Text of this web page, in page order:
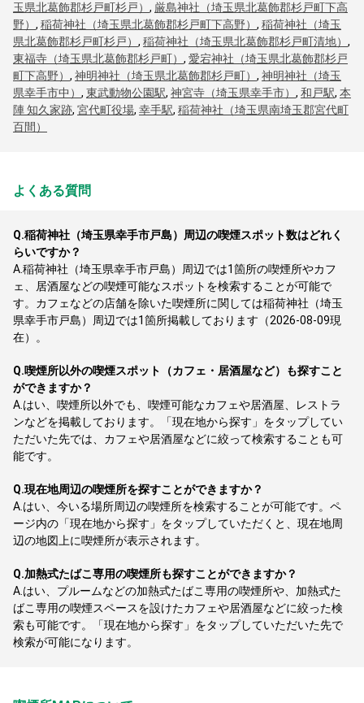
玉県北葛飾郡杉戸町杉戸） , 厳島神社（埼玉県北葛飾郡杉戸町下高
野） , 稲荷神社（埼玉県北葛飾郡杉戸町下高野） , 稲荷神社（埼玉
県北葛飾郡杉戸町杉戸） , 稲荷神社（埼玉県北葛飾郡杉戸町清地） ,
東福寺（埼玉県北葛飾郡杉戸町） , 愛宕神社（埼玉県北葛飾郡杉戸
町下高野） , 神明神社（埼玉県北葛飾郡杉戸町） , 神明神社（埼玉
県幸手市中） , 東武動物公園駅, 神宮寺（埼玉県幸手市） , 和戸駅, 本
陣 知久家跡, 宮代町役場, 幸手駅, 稲荷神社（埼玉県南埼玉郡宮代町
百間）
よくある質問
Q.稲荷神社（埼玉県幸手市戸島）周辺の喫煙スポット数はどれく
らいですか？
A.稲荷神社（埼玉県幸手市戸島）周辺では1箇所の喫煙所やカフ
ェ、居酒屋などの喫煙可能なスポットを検索することが可能で
す。カフェなどの店舗を除いた喫煙所に関しては稲荷神社（埼玉
県幸手市戸島）周辺では1箇所掲載しております（2026-08-09現
在）。
Q.喫煙所以外の喫煙スポット（カフェ・居酒屋など）も探すこと
ができますか？
A. はい、喫煙所以外でも、喫煙可能なカフェや居酒屋、レストラ
ンなどを掲載しております。「現在地から探す」をタップしてい
ただいた先では、カフェや居酒屋などに絞って検索することも可
能です。
Q.現在地周辺の喫煙所を探すことができますか？
A. はい、今いる場所周辺の喫煙所を検索することが可能です。ペ
ージ内の「現在地から探す」をタップしていただくと、現在地周
辺の地図上に喫煙所が表示されます。
Q.加熱式たばこ専用の喫煙所も探すことができますか？
A. はい、プルームなどの加熱式たばこ専用の喫煙所や、加熱式た
ばこ専用の喫煙スペースを設けたカフェや居酒屋などに絞った検
索も可能です。「現在地から探す」をタップしていただいた先で
検索が可能になります。